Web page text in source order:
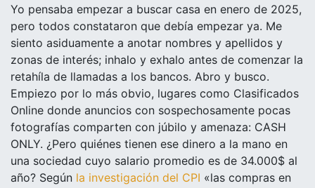
Yo pensaba empezar a buscar casa en enero de 2025,
pero todos constataron que debía empezar ya. Me
siento asiduamente a anotar nombres y apellidos y
zonas de interés; inhalo y exhalo antes de comenzar la
retahíla de llamadas a los bancos. Abro y busco.
Empiezo por lo más obvio, lugares como Clasificados
Online donde anuncios con sospechosamente pocas
fotografías comparten con júbilo y amenaza: CASH
ONLY. ¿Pero quiénes tienen ese dinero a la mano en
una sociedad cuyo salario promedio es de 34.000$ al
año? Según la investigación del CPI «las compras en